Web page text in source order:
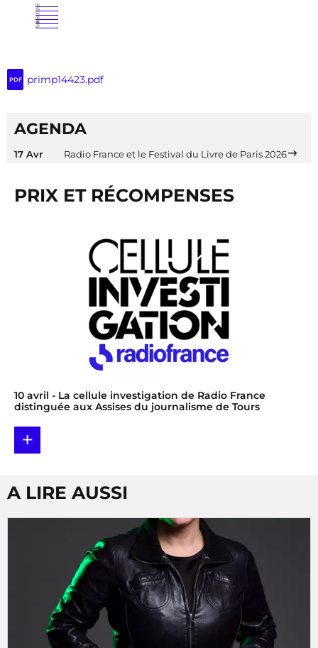
PDF primp14423.pdf
AGENDA
17 Avr Radio France et le Festival du Livre de Paris 2026
PRIX ET RÉCOMPENSES
10 avril - La cellule investigation de Radio France
distinguée aux Assises du journalisme de Tours
+
A LIRE AUSSI